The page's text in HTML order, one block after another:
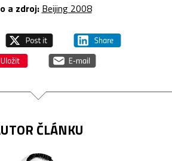
a zdroj: Beijing 2008
ČLÁNKU